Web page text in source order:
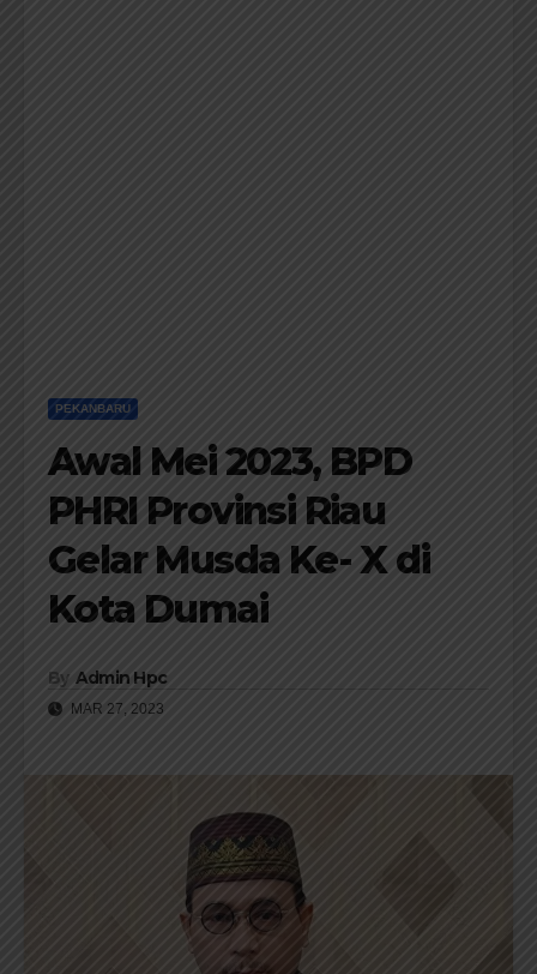
PEKANBARU
Awal Mei 2023, BPD
PHRI Provinsi Riau
Gelar Musda Ke- X di
Kota Dumai
By Admin Hpc
MAR 27, 2023